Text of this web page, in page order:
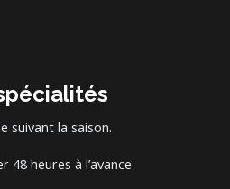
suivant la saison.
48 heures à l’avance